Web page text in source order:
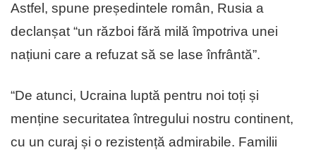
Astfel, spune președintele român, Rusia a
declanșat “un război fără milă împotriva unei
națiuni care a refuzat să se lase înfrântă”.
“De atunci, Ucraina luptă pentru noi toți și
menține securitatea întregului nostru continent,
cu un curaj și o rezistență admirabile. Familii